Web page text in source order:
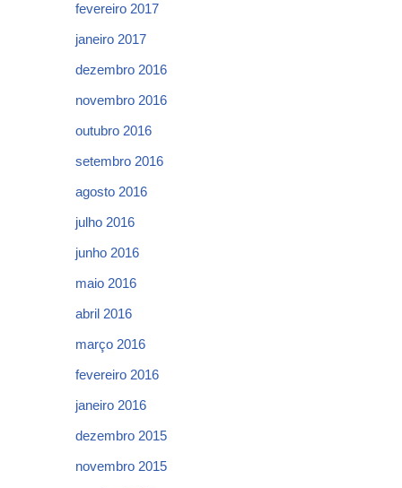
fevereiro 2017
janeiro 2017
dezembro 2016
novembro 2016
outubro 2016
setembro 2016
agosto 2016
julho 2016
junho 2016
maio 2016
abril 2016
março 2016
fevereiro 2016
janeiro 2016
dezembro 2015
novembro 2015